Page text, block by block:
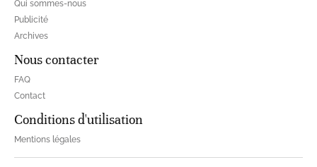
Qui sommes-nous
Publicité
Archives
Nous contacter
FAQ
Contact
Conditions d'utilisation
Mentions légales